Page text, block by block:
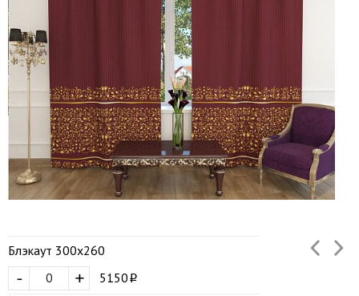
Блэкаут 300х260
+
-
5150